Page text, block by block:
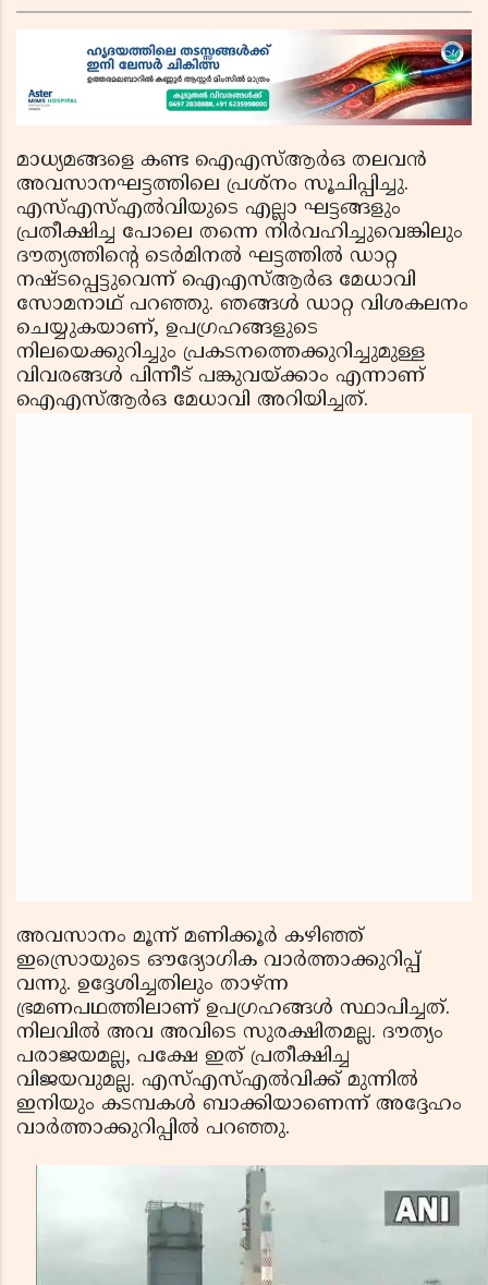
മാധ്യമങ്ങളെ കണ്ട ഐഎസ്ആര്‍ഒ തലവന്‍
അവസാനഘട്ടത്തിലെ പ്രശ്‌നം സൂചിപ്പിച്ചു.
എസ്എസ്എല്‍വിയുടെ എല്ലാ ഘട്ടങ്ങളും
പ്രതീക്ഷിച്ച പോലെ തന്നെ നിര്‍വഹിച്ചുവെങ്കിലും
ദൗത്യത്തിന്റെ ടെര്‍മിനല്‍ ഘട്ടത്തില്‍ ഡാറ്റ
നഷ്ടപ്പെട്ടുവെന്ന് ഐഎസ്ആര്‍ഒ മേധാവി
സോമനാഥ് പറഞ്ഞു. ഞങ്ങള്‍ ഡാറ്റ വിശകലനം
ചെയ്യുകയാണ്, ഉപഗ്രഹങ്ങളുടെ
നിലയെക്കുറിച്ചും പ്രകടനത്തെക്കുറിച്ചുമുള്ള
വിവരങ്ങള്‍ പിന്നീട് പങ്കുവയ്ക്കാം എന്നാണ്
ഐഎസ്ആര്‍ഒ മേധാവി അറിയിച്ചത്.
അവസാനം മൂന്ന് മണിക്കൂര്‍ കഴിഞ്ഞ്
ഇസ്രൊയുടെ ഔദ്യോഗിക വാര്‍ത്താക്കുറിപ്പ്
വന്നു. ഉദ്ദേശിച്ചതിലും താഴ്ന്ന
ഭ്രമണപഥത്തിലാണ് ഉപഗ്രഹങ്ങള്‍ സ്ഥാപിച്ചത്.
നിലവില്‍ അവ അവിടെ സുരക്ഷിതമല്ല. ദൗത്യം
പരാജയമല്ല, പക്ഷേ ഇത് പ്രതീക്ഷിച്ച
വിജയവുമല്ല. എസ്എസ്എല്‍വിക്ക് മുന്നില്‍
ഇനിയും കടമ്പകള്‍ ബാക്കിയാണെന്ന് അദ്ദേഹം
വാര്‍ത്താക്കുറിപ്പില്‍ പറഞ്ഞു.